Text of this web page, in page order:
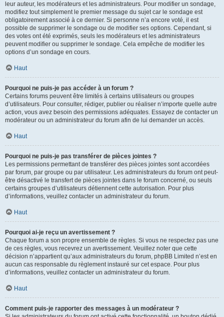
leur auteur, les modérateurs et les administrateurs. Pour modifier un sondage,
modifiez tout simplement le premier message du sujet car le sondage est
obligatoirement associé à ce dernier. Si personne n’a encore voté, il est
possible de supprimer le sondage ou de modifier ses options. Cependant, si
des votes ont été exprimés, seuls les modérateurs et les administrateurs
peuvent modifier ou supprimer le sondage. Cela empêche de modifier les
options d’un sondage en cours.
Haut
Pourquoi ne puis-je pas accéder à un forum ?
Certains forums peuvent être limités à certains utilisateurs ou groupes
d’utilisateurs. Pour consulter, rédiger, publier ou réaliser n’importe quelle autre
action, vous avez besoin des permissions adéquates. Essayez de contacter un
modérateur ou un administrateur du forum afin de lui demander un accès.
Haut
Pourquoi ne puis-je pas transférer de pièces jointes ?
Les permissions permettant de transférer des pièces jointes sont accordées
par forum, par groupe ou par utilisateur. Les administrateurs du forum ont peut-
être désactivé le transfert de pièces jointes dans le forum concerné, ou seuls
certains groupes d’utilisateurs détiennent cette autorisation. Pour plus
d’informations, veuillez contacter un administrateur du forum.
Haut
Pourquoi ai-je reçu un avertissement ?
Chaque forum a son propre ensemble de règles. Si vous ne respectez pas une
de ces règles, vous recevrez un avertissement. Veuillez noter que cette
décision n’appartient qu’aux administrateurs du forum, phpBB Limited n’est en
aucun cas responsable du règlement instauré sur cet espace. Pour plus
d’informations, veuillez contacter un administrateur du forum.
Haut
Comment puis-je rapporter des messages à un modérateur ?